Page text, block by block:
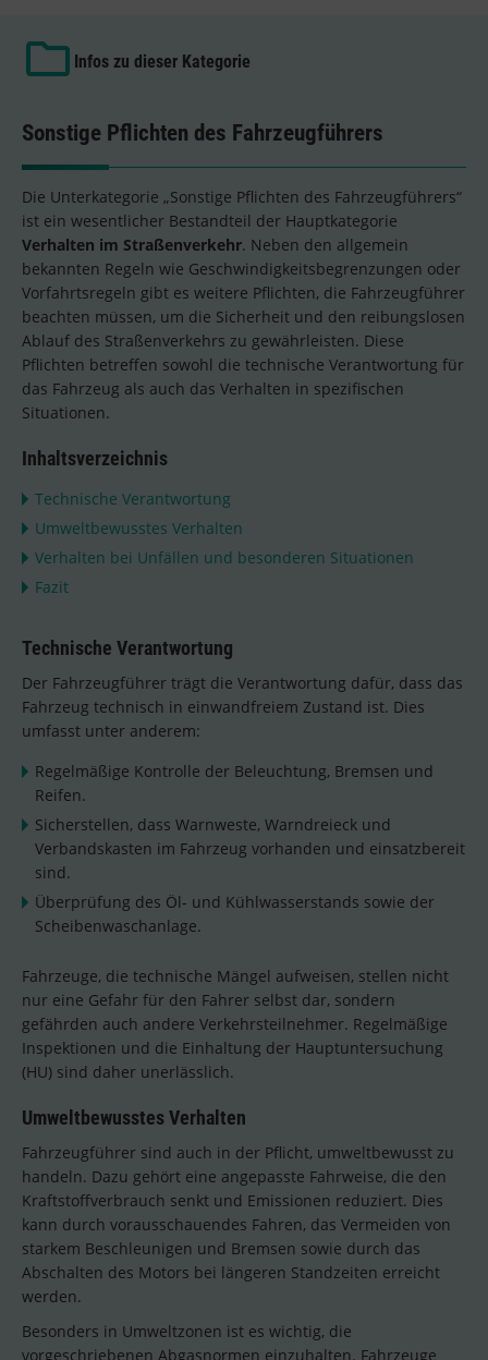
Infos zu dieser Kategorie
Sonstige Pflichten des Fahrzeugführers
Die Unterkategorie „Sonstige Pflichten des Fahrzeugführers“
ist ein wesentlicher Bestandteil der Hauptkategorie
Verhalten im Straßenverkehr. Neben den allgemein
bekannten Regeln wie Geschwindigkeitsbegrenzungen oder
Vorfahrtsregeln gibt es weitere Pflichten, die Fahrzeugführer
beachten müssen, um die Sicherheit und den reibungslosen
Ablauf des Straßenverkehrs zu gewährleisten. Diese
Pflichten betreffen sowohl die technische Verantwortung für
das Fahrzeug als auch das Verhalten in spezifischen
Situationen.
Inhaltsverzeichnis
Technische Verantwortung
Umweltbewusstes Verhalten
Verhalten bei Unfällen und besonderen Situationen
Fazit
Technische Verantwortung
Der Fahrzeugführer trägt die Verantwortung dafür, dass das
Fahrzeug technisch in einwandfreiem Zustand ist. Dies
umfasst unter anderem:
Regelmäßige Kontrolle der Beleuchtung, Bremsen und
Reifen.
Sicherstellen, dass Warnweste, Warndreieck und
Verbandskasten im Fahrzeug vorhanden und einsatzbereit
sind.
Überprüfung des Öl- und Kühlwasserstands sowie der
Scheibenwaschanlage.
Fahrzeuge, die technische Mängel aufweisen, stellen nicht
nur eine Gefahr für den Fahrer selbst dar, sondern
gefährden auch andere Verkehrsteilnehmer. Regelmäßige
Inspektionen und die Einhaltung der Hauptuntersuchung
(HU) sind daher unerlässlich.
Umweltbewusstes Verhalten
Fahrzeugführer sind auch in der Pflicht, umweltbewusst zu
handeln. Dazu gehört eine angepasste Fahrweise, die den
Kraftstoffverbrauch senkt und Emissionen reduziert. Dies
kann durch vorausschauendes Fahren, das Vermeiden von
starkem Beschleunigen und Bremsen sowie durch das
Abschalten des Motors bei längeren Standzeiten erreicht
werden.
Besonders in Umweltzonen ist es wichtig, die
vorgeschriebenen Abgasnormen einzuhalten. Fahrzeuge